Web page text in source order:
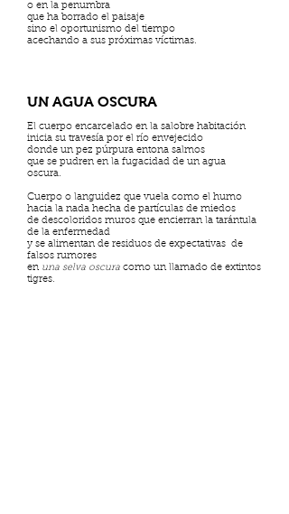
o en la penumbra
que ha borrado el paisaje
sino el oportunismo del tiempo
acechando a sus próximas víctimas.
UN AGUA OSCURA
El cuerpo encarcelado en la salobre habitación
inicia su travesía por el río envejecido
donde un pez púrpura entona salmos
que se pudren en la fugacidad de un agua
oscura.
Cuerpo o languidez que vuela como el humo
hacia la nada hecha de partículas de miedos
de descoloridos muros que encierran la tarántula
de la enfermedad
y se alimentan de residuos de expectativas de
falsos rumores
en una selva oscura como un llamado de extintos
tigres.